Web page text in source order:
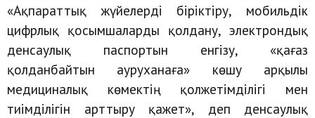
«Ақпараттық жүйелерді біріктіру, мобильдік
цифрлық қосымшаларды қолдану, электрондық
денсаулық паспортын енгізу, «қағаз
қолданбайтын ауруханаға» көшу арқылы
медициналық көмектің қолжетімділігі мен
тиімділігін арттыру қажет», деп денсаулық